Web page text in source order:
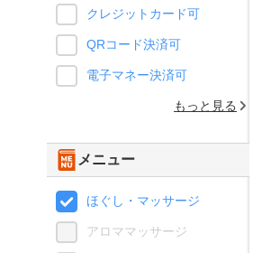
クレジットカード可
QRコード決済可
電子マネー決済可
もっと見る
メニュー
ほぐし・マッサージ
アロママッサージ